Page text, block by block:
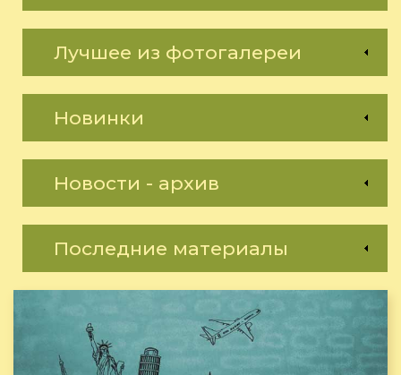
Лучшее из фотогалереи
Новинки
Новости - архив
Последние материалы